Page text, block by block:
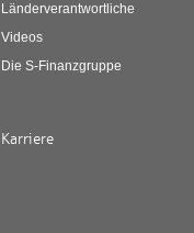
Länderverantwortliche
Videos
Die S-Finanzgruppe
Karriere